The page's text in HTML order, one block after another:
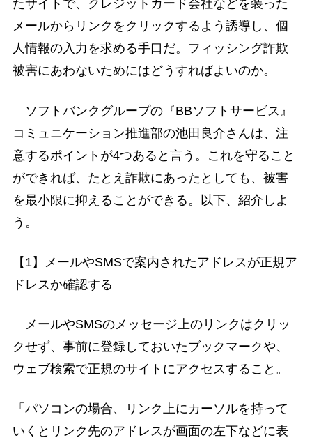
たサイトで、クレジットカード会社などを装った
メールからリンクをクリックするよう誘導し、個
人情報の入力を求める手口だ。フィッシング詐欺
被害にあわないためにはどうすればよいのか。
ソフトバンクグループの『BBソフトサービス』
コミュニケーション推進部の池田良介さんは、注
意するポイントが4つあると言う。これを守ること
ができれば、たとえ詐欺にあったとしても、被害
を最小限に抑えることができる。以下、紹介しよ
う。
【1】メールやSMSで案内されたアドレスが正規ア
ドレスか確認する
メールやSMSのメッセージ上のリンクはクリッ
クせず、事前に登録しておいたブックマークや、
ウェブ検索で正規のサイトにアクセスすること。
「パソコンの場合、リンク上にカーソルを持って
いくとリンク先のアドレスが画面の左下などに表